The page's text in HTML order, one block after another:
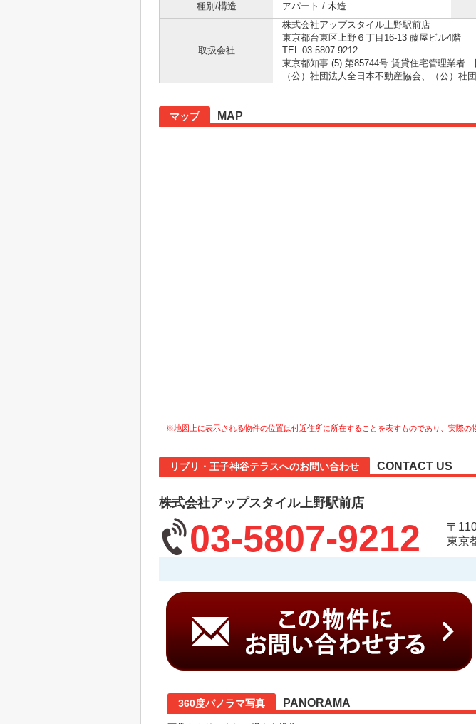
種別/構造 アパート / 木造
取扱会社
株式会社アップスタイル上野駅前店
東京都台東区上野６丁目16-13 藤屋ビル4階
TEL:03-5807-9212
東京都知事 (5) 第85744号 賃貸住宅管理業者
（公）社団法人全日本不動産協会、（公）社
マップ MAP
※地図上に表示される物件の位置は付近住所に所在することを表すものであり、実際の
リブリ・王子神谷テラスへのお問い合わせ CONTACT US
株式会社アップスタイル上野駅前店
03-5807-9212
〒
東京
360度パノラマ写真 PANORAMA